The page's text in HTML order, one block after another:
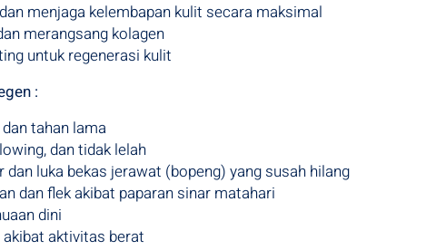
menjaga kelembapan kulit secara maksimal
merangsang kolagen
untuk regenerasi kulit
:
tahan lama
dan tidak lelah
luka bekas jerawat (bopeng) yang susah hilang
dan flek akibat paparan sinar matahari
dini
aktivitas berat